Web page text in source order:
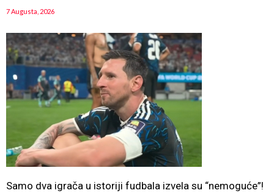
7 Augusta, 2026
Samo dva igrača u istoriji fudbala izvela su “nemoguće”!